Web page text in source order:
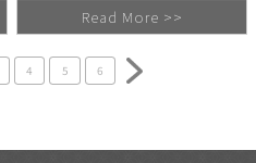
Read More >>
4 5 6